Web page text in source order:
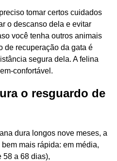
tomar certos cuidados
o descanso dela e evitar
você tenha outros animais
de recuperação da gata é
segura dela. A felina
confortável.
o resguardo de
dura longos nove meses, a
mais rápida: em média,
58 a 68 dias),